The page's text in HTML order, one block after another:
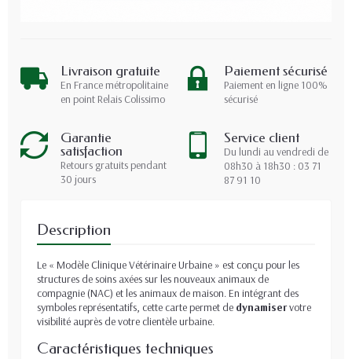
Livraison gratuite
En France métropolitaine
en point Relais Colissimo
Paiement sécurisé
Paiement en ligne 100%
sécurisé
Garantie
satisfaction
Retours gratuits pendant
30 jours
Service client
Du lundi au vendredi de
08h30 à 18h30 : 03 71
87 91 10
Description
Le « Modèle Clinique Vétérinaire Urbaine » est conçu pour les
structures de soins axées sur les nouveaux animaux de
compagnie (NAC) et les animaux de maison. En intégrant des
symboles représentatifs, cette carte permet de dynamiservotre
visibilité auprès de votre clientèle urbaine.
Caractéristiques techniques